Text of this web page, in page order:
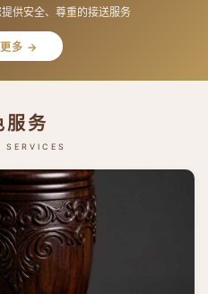
供安全、尊重的接送服务
多 →
服务
SERVICES